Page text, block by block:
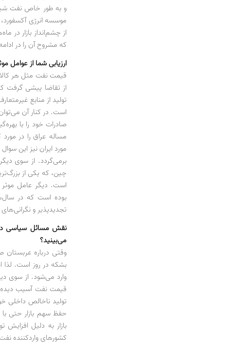
و به طور خاص نفت
موسسه انرژی
از چشم‌انداز بازار در
که مشروح آن را در
ارزیابی شما از
قیمت نفت مثل هر
از تقاضا پیشی
است. در کنار آن
صادرات خود را با
مساله عراق را در
مورد ایران نیز این
برمی‌گردد. از سوی
چین، که یکی از
بوده است که در
تجدیدپذیر و
نقش مسائل سیاسی
می‌بینید؟
بشکه در روز است. لذا
وارد می‌شود. از سوی
تولید ناخالص داخلی
حفظ سهم بازار حتی
بازار به دلیل
کشورهای واردکننده